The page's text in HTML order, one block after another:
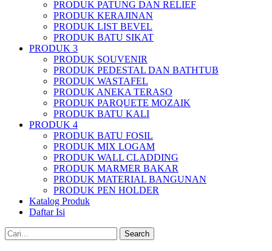
PRODUK PATUNG DAN RELIEF
PRODUK KERAJINAN
PRODUK LIST BEVEL
PRODUK BATU SIKAT
PRODUK 3
PRODUK SOUVENIR
PRODUK PEDESTAL DAN BATHTUB
PRODUK WASTAFEL
PRODUK ANEKA TERASO
PRODUK PARQUETE MOZAIK
PRODUK BATU KALI
PRODUK 4
PRODUK BATU FOSIL
PRODUK MIX LOGAM
PRODUK WALL CLADDING
PRODUK MARMER BAKAR
PRODUK MATERIAL BANGUNAN
PRODUK PEN HOLDER
Katalog Produk
Daftar Isi
Search